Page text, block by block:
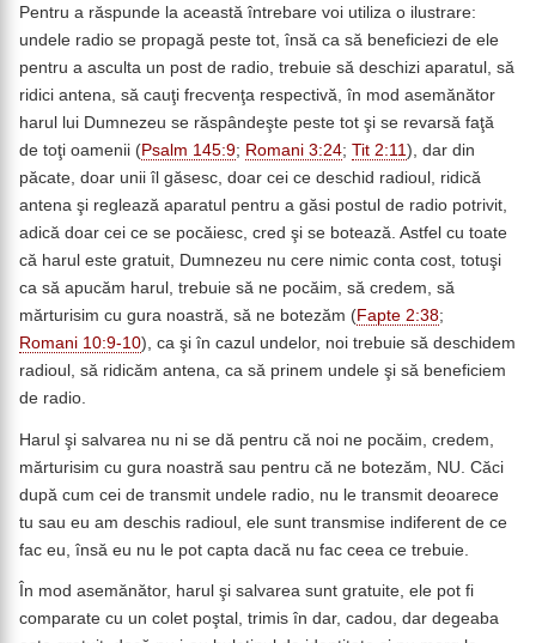
Pentru a răspunde la această întrebare voi utiliza o ilustrare:
undele radio se propagă peste tot, însă ca să beneficiezi de ele
pentru a asculta un post de radio, trebuie să deschizi aparatul, să
ridici antena, să cauţi frecvenţa respectivă, în mod asemănător
harul lui Dumnezeu se răspândeşte peste tot şi se revarsă faţă
de toţi oamenii (Psalm 145:9; Romani 3:24; Tit 2:11), dar din
păcate, doar unii îl găsesc, doar cei ce deschid radioul, ridică
antena şi reglează aparatul pentru a găsi postul de radio potrivit,
adică doar cei ce se pocăiesc, cred şi se botează. Astfel cu toate
că harul este gratuit, Dumnezeu nu cere nimic conta cost, totuşi
ca să apucăm harul, trebuie să ne pocăim, să credem, să
mărturisim cu gura noastră, să ne botezăm (Fapte 2:38;
Romani 10:9-10), ca şi în cazul undelor, noi trebuie să deschidem
radioul, să ridicăm antena, ca să prinem undele şi să beneficiem
de radio.
Harul şi salvarea nu ni se dă pentru că noi ne pocăim, credem,
mărturisim cu gura noastră sau pentru că ne botezăm, NU. Căci
după cum cei de transmit undele radio, nu le transmit deoarece
tu sau eu am deschis radioul, ele sunt transmise indiferent de ce
fac eu, însă eu nu le pot capta dacă nu fac ceea ce trebuie.
În mod asemănător, harul şi salvarea sunt gratuite, ele pot fi
comparate cu un colet poştal, trimis în dar, cadou, dar degeaba